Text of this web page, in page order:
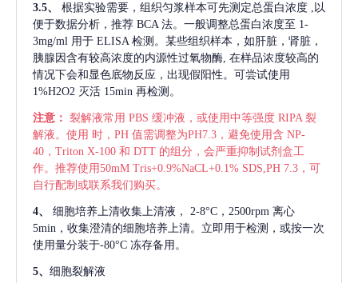
3.5、 根据实验需要，组织匀浆样本可先测定总蛋白浓度
,以
便于数据分析，推荐 BCA 法。一般调整总蛋白浓度至 1-
3mg/ml 用于 ELISA 检测。某些组织样本，如肝脏，肾脏，
胰腺因含有较高浓度的内源性过氧物酶, 在样品浓度较高的
情况下会和显色底物反应，出现假阳性。可尝试使用
1%H2O2 灭活 15min 再检测。
注意： 裂解液常用 PBS 缓冲液，或使用中等强度 RIPA 裂
解液。使用 时，PH 值需调整为PH7.3，避免使用含 NP-
40，Triton X-100 和 DTT 的组分，会严重抑制试剂盒工
作。推荐使用50mM Tris+0.9%NaCL+0.1% SDS,PH 7.3，可
自行配制或联系我们购买。
4、 细胞培养上清收集上清液，
2-8°C，2500rpm 离心
5min，收集澄清的细胞培养上清。立即用于检测，或按一次
使用量分装于-80°C 冻存备用。
5、 细胞裂解液